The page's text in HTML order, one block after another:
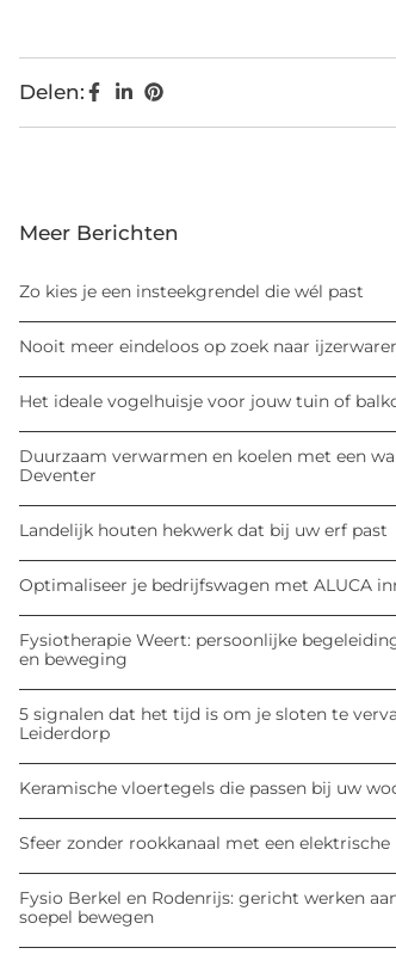
Delen:
Meer Berichten
Zo kies je een insteekgrendel die wél past
Nooit meer eindeloos op zoek naar
Het ideale vogelhuisje voor jouw tuin of
Duurzaam verwarmen en koelen met een
Deventer
Landelijk houten hekwerk dat bij uw erf past
Optimaliseer je bedrijfswagen met ALUCA
Fysiotherapie Weert: persoonlijke
en beweging
5 signalen dat het tijd is om je sloten te
Leiderdorp
Keramische vloertegels die passen bij uw
Sfeer zonder rookkanaal met een elektrische
Fysio Berkel en Rodenrijs: gericht werken
soepel bewegen